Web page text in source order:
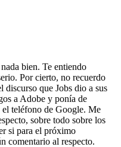
bien. Te entiendo
Por cierto, no recuerdo
discurso que Jobs dio a sus
a Adobe y ponía de
teléfono de Google. Me
sobre todo sobre los
si para el próximo
comentario al respecto.